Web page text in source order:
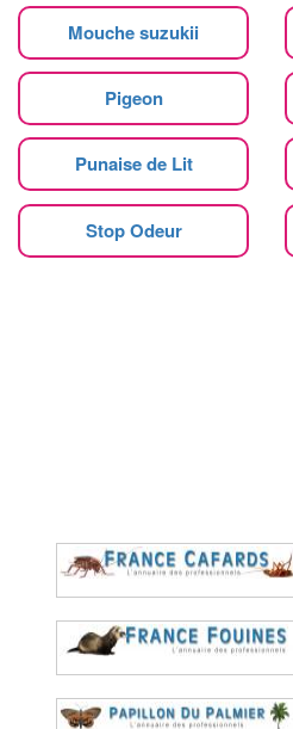
Mouche suzukii
Pigeon
Punaise de Lit
Stop Odeur